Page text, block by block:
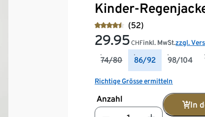
Kinder-
(52)
29.95 CHFinkl. MwSt.zzgl.
74/80 86/92 98/104
Richtige Grösse ermitteln
Anzahl
In